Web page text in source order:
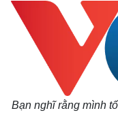
Bạn nghĩ rằng mình